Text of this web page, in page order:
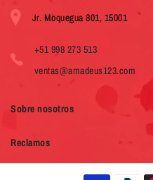
Jr. Moquegua 801, 15001
+51 998 273 513
ventas@amadeus123.com
Sobre nosotros
Reclamos